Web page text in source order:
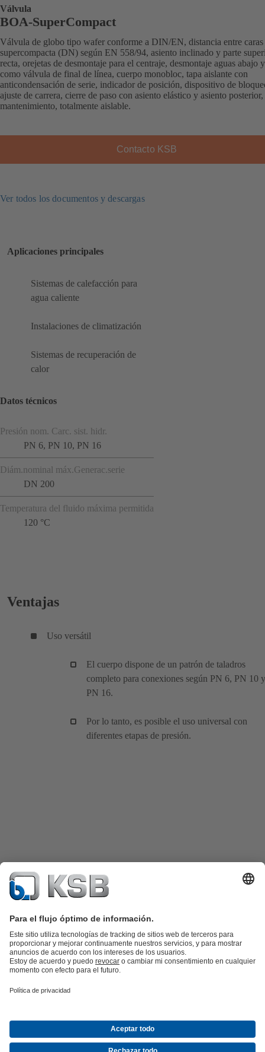
Válvula
BOA-SuperCompact
Válvula de globo tipo wafer conforme a DIN/EN, distancia entre caras
supercompacta (DN) según EN 558/94, asiento inclinado y parte
recta, orejetas de desmontaje para el centraje, desmontaje aguas abajo
como válvula de final de línea, cuerpo monobloc, tapa aislante con
anticondensación de serie, indicador de posición, dispositivo de
ajuste de carrera, cierre de paso con asiento elástico y asiento
mantenimiento, totalmente aislable.
Contacto KSB
Ver todos los documentos y descargas
Aplicaciones principales
Sistemas de calefacción para
agua caliente
Instalaciones de climatización
Sistemas de recuperación de
calor
Datos técnicos
Presión nom. Carc. sist. hidr.
PN 6, PN 10, PN 16
Diám.nominal máx.Generac.serie
DN 200
Temperatura del fluido máxima permitida
120 °C
Ventajas
Uso versátil
El cuerpo dispone de un patrón de taladros
completo para conexiones según PN 6, PN 10 y
PN 16.
Por lo tanto, es posible el uso universal con
diferentes etapas de presión.
Catálogo de productos
IndustriaEdificacion
EmpresaEventosPrensaEmpleoRedes sociales